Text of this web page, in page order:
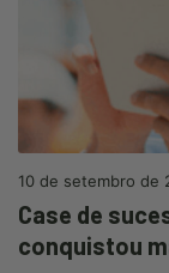
10 de setembro de
Case de
conquistou